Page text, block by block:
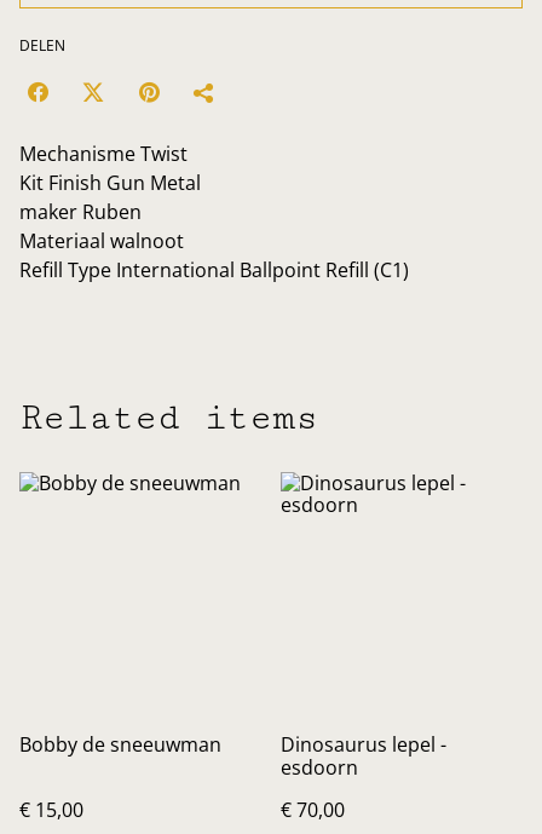
DELEN
Mechanisme Twist
Kit Finish Gun Metal
maker Ruben
Materiaal walnoot
Refill Type International Ballpoint Refill (C1)
Related items
Bobby de sneeuwman
€ 15,00
Dinosaurus lepel -
esdoorn
€ 70,00